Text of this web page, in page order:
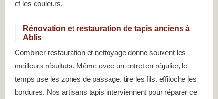
et les couleurs.
Rénovation et restauration de tapis anciens à
Ablis
Combiner restauration et nettoyage donne souvent les
meilleurs résultats. Même avec un entretien régulier, le
temps use les zones de passage, tire les fils, effiloche les
bordures. Nos artisans tapis interviennent pour réparer ce